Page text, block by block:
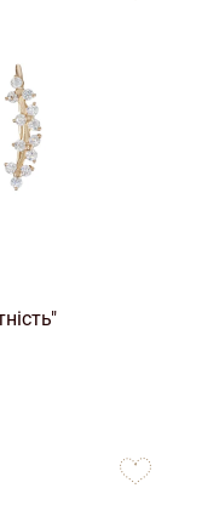
favorites